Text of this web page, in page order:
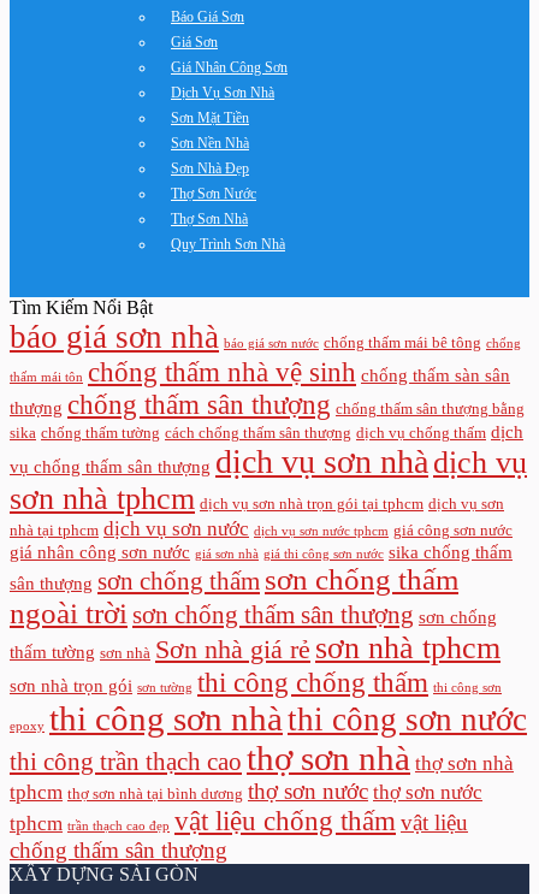
Báo Giá Sơn
Giá Sơn
Giá Nhân Công Sơn
Dịch Vụ Sơn Nhà
Sơn Mặt Tiền
Sơn Nền Nhà
Sơn Nhà Đẹp
Thợ Sơn Nước
Thợ Sơn Nhà
Quy Trình Sơn Nhà
Tìm Kiếm Nổi Bật
báo giá sơn nhà báo giá sơn nước chống thấm mái bê tông chống
thấm mái tôn chống thấm nhà vệ sinh chống thấm sàn sân
thượng chống thấm sân thượng chống thấm sân thượng bằng
sika chống thấm tường cách chống thấm sân thượng dịch vụ chống thấm dịch
vụ chống thấm sân thượng dịch vụ sơn nhà dịch vụ
sơn nhà tphcm dịch vụ sơn nhà trọn gói tại tphcm dịch vụ sơn
nhà tại tphcm dịch vụ sơn nước dịch vụ sơn nước tphcm giá công sơn nước
giá nhân công sơn nước giá sơn nhà giá thi công sơn nước sika chống thấm
sân thượng sơn chống thấm sơn chống thấm
ngoài trời sơn chống thấm sân thượng sơn chống
thấm tường sơn nhà Sơn nhà giá rẻ sơn nhà tphcm
sơn nhà trọn gói sơn tường thi công chống thấm thi công sơn
epoxy thi công sơn nhà thi công sơn nước
thi công trần thạch cao thợ sơn nhà thợ sơn nhà
tphcm thợ sơn nhà tại bình dương thợ sơn nước thợ sơn nước
tphcm trần thạch cao đẹp vật liệu chống thấm vật liệu
chống thấm sân thượng
XÂY DỰNG SÀI GÒN